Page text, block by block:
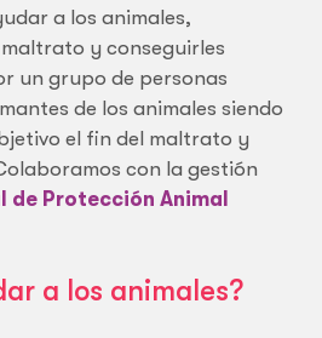
a los animales,
y conseguirles
un grupo de personas
de los animales siendo
el fin del maltrato y
con la gestión
Protección Animal
a los animales?